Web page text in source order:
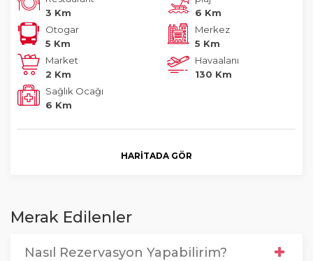
3 Km
6 Km
Otogar
5 Km
Merkez
5 Km
Market
2 Km
Havaalanı
130 Km
Sağlık Ocağı
6 Km
HARITADA GÖR
Merak Edilenler
Nasıl Rezervasyon Yapabilirim?